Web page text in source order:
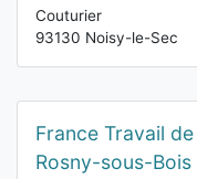
Couturier
93130 Noisy-le-Sec
France Travail de
Rosny-sous-Bois